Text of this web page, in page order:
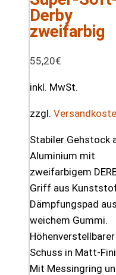
Derby
zweifarbig
55,20€
inkl. MwSt.
zzgl.
Stabiler Gehstock
Aluminium mit
zweifarbigem
Griff aus
Dämpfungspad aus
weichem Gummi.
Höhenverstellbarer
Schuss in Matt-
Mit Messingring